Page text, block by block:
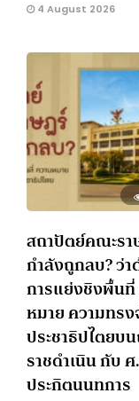
4 August 2026
สถาปัตย์คณะร
กำลังถูกลบ? ว่า
การแย่งชิงพื้นที่
หมาย ความทรง
ประชาธิปไตยบ
ราชดำเนิน กับ
ประกิตนนทการ